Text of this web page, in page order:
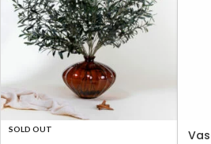
SOLD OUT